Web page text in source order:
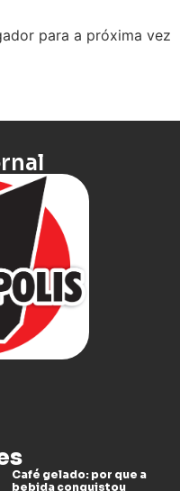
para a próxima vez
Café gelado: por que a
bebida conquistou